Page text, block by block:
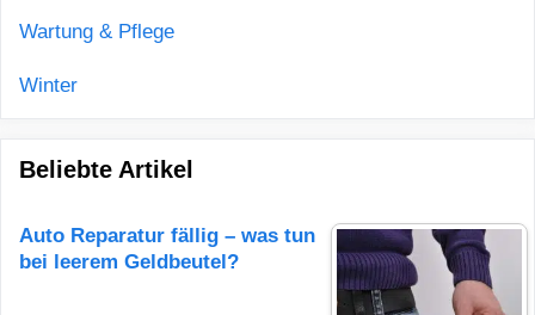
Wartung & Pflege
Winter
Beliebte Artikel
Auto Reparatur fällig – was tun
bei leerem Geldbeutel?